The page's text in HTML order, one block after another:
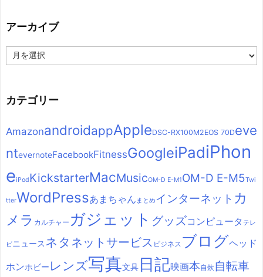
アーカイブ
ー
ブ
カテゴリー
AmazonandroidappAppleDSC-RX100M2EOS 70Deve
ntevernoteFacebookFitnessGoogleiPadiPhon
eiPodKickstarterMacMusicOM-D E-M1OM-D E-M5Twi
tterWordPressあまちゃん まとめインターネット カ
メラ カルチャー ガジェット グッズコンピュータ テレ
ビニュースネタ ネットサービス ビジネス ブログヘッド
ホンホビー レンズ写真文具 日記映画本自炊 自転車